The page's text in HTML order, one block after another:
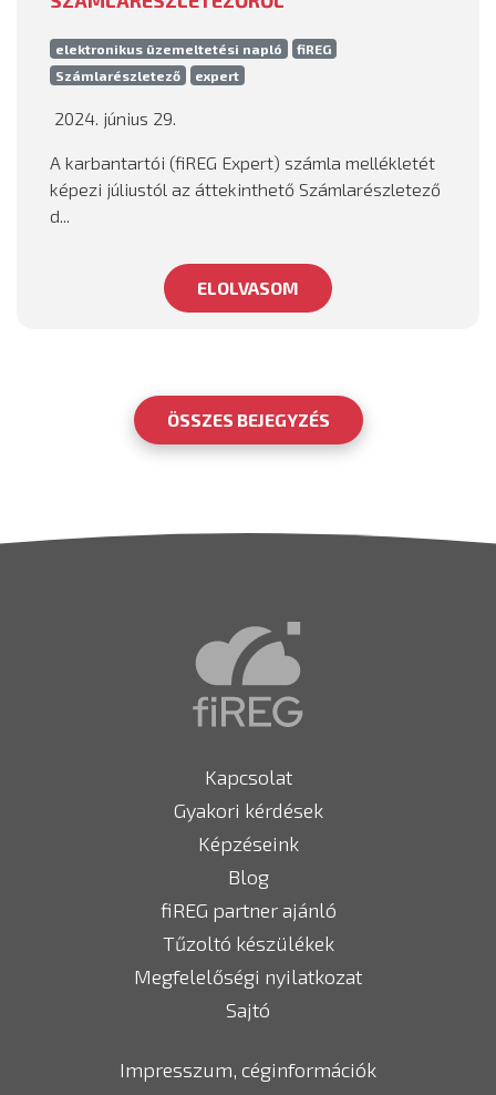
elektronikus üzemeltetési napló
fiREG
Számlarészletező
expert
2024. június 29.
A karbantartói (fiREG Expert) számla mellékletét
képezi júliustól az áttekinthető Számlarészletező
d...
ELOLVASOM
ÖSSZES BEJEGYZÉS
Kapcsolat
Gyakori kérdések
Képzéseink
Blog
fiREG partner ajánló
Tűzoltó készülékek
Megfelelőségi nyilatkozat
Sajtó
Impresszum, céginformációk